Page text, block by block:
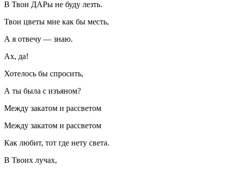
В Твои ДАРы не буду лезть.
Твои цветы мне как бы месть,
А я отвечу — знаю.
Ах, да!
Хотелось бы спросить,
А ты была с изъяном?
Между закатом и рассветом
Между закатом и рассветом
Как любит, тот где нету света.
В Твоих лучах,